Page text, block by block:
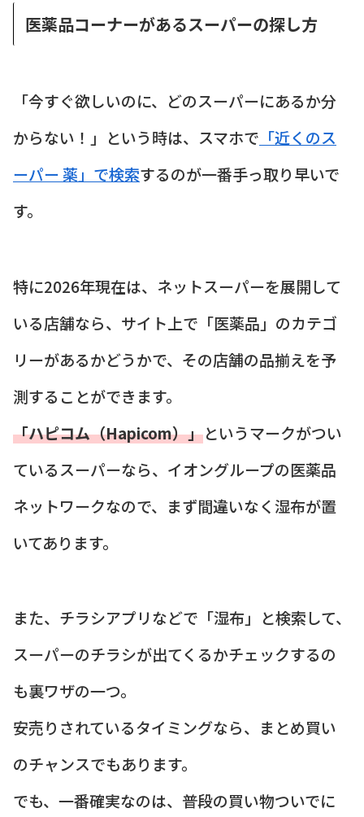
医薬品コーナーがあるスーパーの探し方
「今すぐ欲しいのに、どのスーパーにあるか分
からない！」という時は、スマホで 「近くのス
ーパー 薬」で検索するのが一番手っ取り早いで
す。
特に2026年現在は、ネットスーパーを展開して
いる店舗なら、サイト上で「医薬品」のカテゴ
リーがあるかどうかで、その店舗の品揃えを予
測することができます。
「ハピコム（Hapicom）」というマークがつい
ているスーパーなら、イオングループの医薬品
ネットワークなので、まず間違いなく湿布が置
いてあります。
また、チラシアプリなどで「湿布」と検索して、
スーパーのチラシが出てくるかチェックするの
も裏ワザの一つ。
安売りされているタイミングなら、まとめ買い
のチャンスでもあります。
でも、一番確実なのは、普段の買い物ついでに